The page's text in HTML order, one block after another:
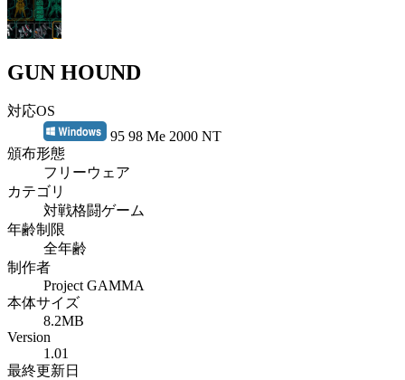
GUN HOUND
対応OS
95 98 Me 2000 NT
頒布形態
フリーウェア
カテゴリ
対戦格闘ゲーム
年齢制限
全年齢
制作者
Project GAMMA
本体サイズ
8.2MB
Version
1.01
最終更新日